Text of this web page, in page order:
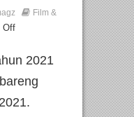
Film &
Off
2021